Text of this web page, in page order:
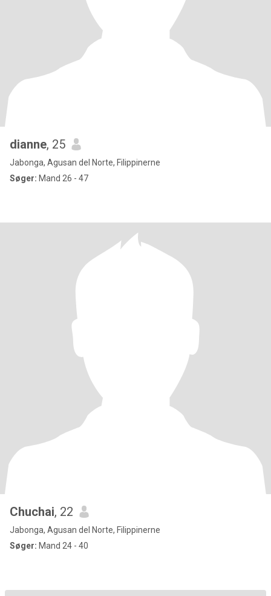
dianne, 25
Jabonga, Agusan del Norte, Filippinerne
Søger: Mand 26 - 47
Chuchai, 22
Jabonga, Agusan del Norte, Filippinerne
Søger: Mand 24 - 40